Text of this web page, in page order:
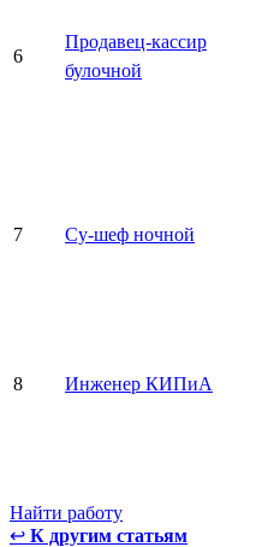
6
Продавец-кассир
булочной
7 Су-шеф ночной
8 Инженер КИПиА
Найти работу
↩ К другим статьям